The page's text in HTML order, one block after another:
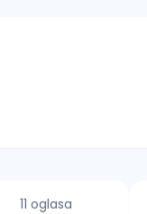
11 oglasa